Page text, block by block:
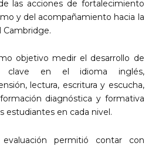
las acciones de fortalecimiento
y del acompañamiento hacia la
Cambridge.
objetivo medir el desarrollo de
clave en el idioma inglés,
lectura, escritura y escucha,
diagnóstica y formativa
estudiantes en cada nivel.
permitió contar con